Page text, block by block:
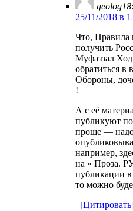
geolog18:
25/11/2018 в
Что, Правила
получить
Муфаззал
обратиться в
Обороны,
!
А с её
публикуют
проще — надо
например,
на » Проза.
публикации в
то можно